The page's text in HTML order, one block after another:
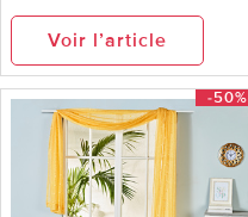
Voir l’article
-50%